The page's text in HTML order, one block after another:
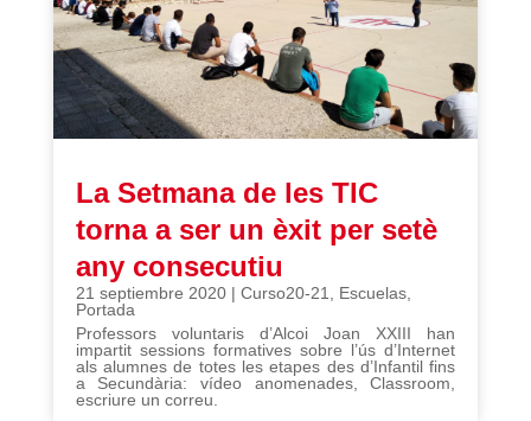
La Setmana de les TIC
torna a ser un èxit per setè
any consecutiu
21 septiembre 2020| Curso20-21 Escuelas,
Portada
Professors voluntaris d’Alcoi Joan XXIII han
impartit sessions formatives sobre l’ús d’Internet
als alumnes de totes les etapes des d’Infantil fins
a Secundària: vídeo anomenades, Classroom,
escriure un correu.